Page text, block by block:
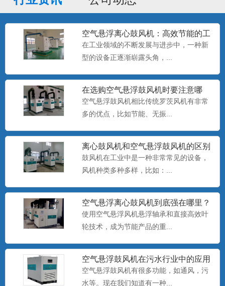
MCP柜
...
卷帘式过滤器
...
新型高效罗茨鼓风机
FID系列罗茨鼓风机是江苏浮尔德环境科技
空气悬浮鼓风机
机具有技术先进...
空气悬浮离心鼓风机：高效节能的工
业新宠
在工业领域的不断发展与进步中，一种新
型的设备正逐渐崭露头角，...
在选购空气悬浮鼓风机时要注意哪
些？
空气悬浮鼓风机相比传统罗茨风机有非常
多的优点，比如节能、无振...
离心鼓风机和空气悬浮鼓风机的区别
鼓风机在工业中是一种非常常见的设备，
风机种类多种多样，比如：...
空气悬浮离心鼓风机到底强在哪里？
使用空气悬浮风机悬浮轴承和直接高效叶
轮技术，成为节能产品的重...
空气悬浮鼓风机在污水行业中的应用
空气悬浮鼓风机有很多功能，如通风，污
水等。现在我们知道有一种...